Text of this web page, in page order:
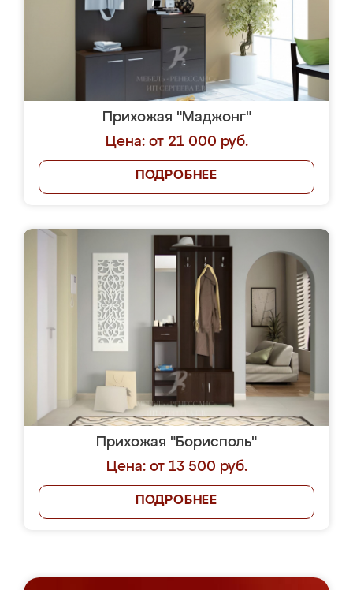
Прихожая "Маджонг"
Цена: от 21 000 руб.
ПОДРОБНЕЕ
Прихожая "Борисполь"
Цена: от 13 500 руб.
ПОДРОБНЕЕ